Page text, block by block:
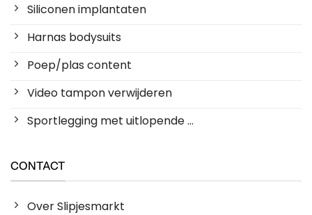
Siliconen implantaten
Harnas bodysuits
Poep/plas content
Video tampon verwijderen
Sportlegging met uitlopende ...
CONTACT
Over Slipjesmarkt